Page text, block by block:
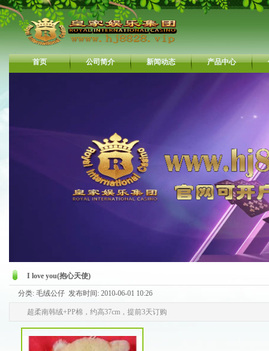
首页 公司简介 新闻动态 产品中心
I love you(抱心天使)
分类: 毛绒公仔 发布时间: 2010-06-01 10:26
超柔南韩绒+PP棉，约高37cm，提前3天订购